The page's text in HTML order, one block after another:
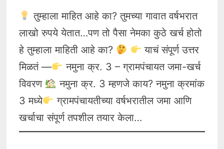
तुम्हाला माहित आहे का? तुमच्या गावात वर्षभरात
लाखो रुपये येतात…पण तो पैसा नेमका कुठे खर्च होतो
हे तुम्हाला माहिती आहे का?
याचं संपूर्ण उत्तर
मिळतं —
नमुना क्र. 3 – ग्रामपंचायत जमा-खर्च
विवरण
नमुना क्र. 3 म्हणजे काय? नमुना क्रमांक
3 मध्ये
ग्रामपंचायतीच्या वर्षभरातील जमा आणि
खर्चाचा संपूर्ण तपशील तयार केला…